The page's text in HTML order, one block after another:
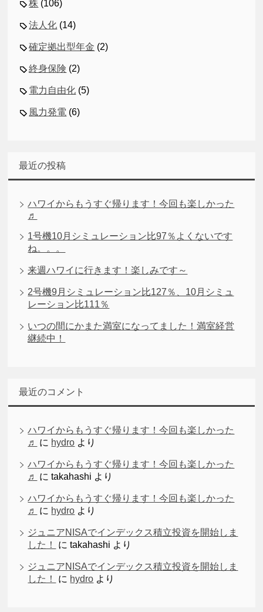
株 (106)
法人化 (14)
確定拠出型年金 (2)
終身保険 (2)
電力自由化 (5)
風力発電 (6)
最近の投稿
ハワイからもうすぐ帰ります！今回も楽しかった
♬
1号機10月シミュレーション比97％よくないです
ね。。。
来週ハワイに行きます！楽しみです～
2号機9月シミュレーション比127％、10月シミュ
レーション比111％
いつの間にかまた満室になってました！満室経営
継続中！
最近のコメント
ハワイからもうすぐ帰ります！今回も楽しかった
♬
に hydro より
ハワイからもうすぐ帰ります！今回も楽しかった
♬
にtakahashi より
ハワイからもうすぐ帰ります！今回も楽しかった
♬
に hydro より
ジュニアNISAでインデックス積立投資を開始しま
した！
にtakahashi より
ジュニアNISAでインデックス積立投資を開始しま
した！
に hydro より